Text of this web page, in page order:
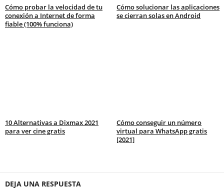
Cómo probar la velocidad de tu
conexión a Internet de forma
fiable (100% funciona)
Cómo solucionar las aplicaciones
se cierran solas en Android
10 Alternativas a Dixmax 2021
para ver cine gratis
Cómo conseguir un número
virtual para WhatsApp gratis
[2021]
DEJA UNA RESPUESTA